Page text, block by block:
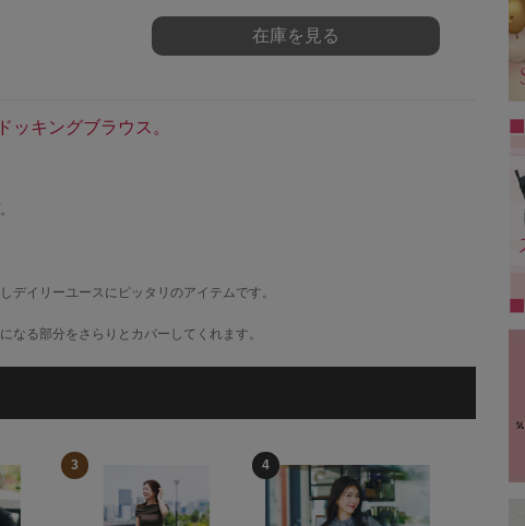
在庫を見る
ッキングブラウス。
デイリーユースにピッタリのアイテムです。
なる部分をさらりとカバーしてくれます。
3 4